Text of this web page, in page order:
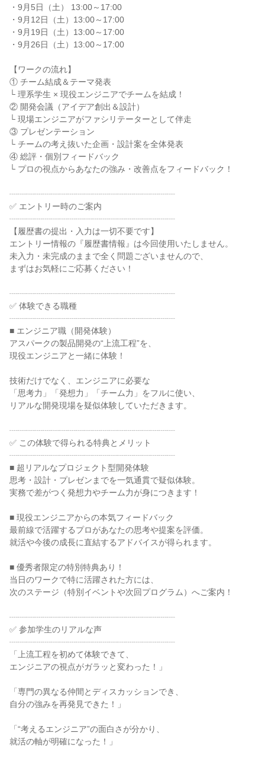
・9月5日（土） 13:00～17:00
・9月12日（土）13:00～17:00
・9月19日（土）13:00～17:00
・9月26日（土）13:00～17:00
【ワークの流れ】
① チーム結成＆テーマ発表
└ 理系学生 × 現役エンジニアでチームを結成！
② 開発会議（アイデア創出＆設計）
└ 現場エンジニアがファシリテーターとして伴走
③ プレゼンテーション
└ チームの考え抜いた企画・設計案を全体発表
④ 総評・個別フィードバック
└ プロの視点からあなたの強み・改善点をフィードバック！
┈┈┈┈┈┈┈┈┈┈┈┈┈┈┈┈┈┈┈┈
✅️ エントリー時のご案内
┈┈┈┈┈┈┈┈┈┈┈┈┈┈┈┈┈┈┈┈
【履歴書の提出・入力は一切不要です】
エントリー情報の『履歴書情報』は今回使用いたしません。
未入力・未完成のままで全く問題ございませんので、
まずはお気軽にご応募ください！
┈┈┈┈┈┈┈┈┈┈┈┈┈┈┈┈┈┈┈┈
✅️ 体験できる職種
┈┈┈┈┈┈┈┈┈┈┈┈┈┈┈┈┈┈┈┈
■ エンジニア職（開発体験）
アスパークの製品開発の“上流工程”を、
現役エンジニアと一緒に体験！
技術だけでなく、エンジニアに必要な
「思考力」「発想力」「チーム力」をフルに使い、
リアルな開発現場を疑似体験していただきます。
┈┈┈┈┈┈┈┈┈┈┈┈┈┈┈┈┈┈┈┈
✅️ この体験で得られる特典とメリット
┈┈┈┈┈┈┈┈┈┈┈┈┈┈┈┈┈┈┈┈
■ 超リアルなプロジェクト型開発体験
思考・設計・プレゼンまでを一気通貫で疑似体験。
実務で差がつく発想力やチーム力が身につきます！
■ 現役エンジニアからの本気フィードバック
最前線で活躍するプロがあなたの思考や提案を評価。
就活や今後の成長に直結するアドバイスが得られます。
■ 優秀者限定の特別特典あり！
当日のワークで特に活躍された方には、
次のステージ（特別イベントや次回プログラム）へご案内！
┈┈┈┈┈┈┈┈┈┈┈┈┈┈┈┈┈┈┈┈
✅️ 参加学生のリアルな声
┈┈┈┈┈┈┈┈┈┈┈┈┈┈┈┈┈┈┈┈
「上流工程を初めて体験できて、
エンジニアの視点がガラッと変わった！」
「専門の異なる仲間とディスカッションでき、
自分の強みを再発見できた！」
「“考えるエンジニア”の面白さが分かり、
就活の軸が明確になった！」